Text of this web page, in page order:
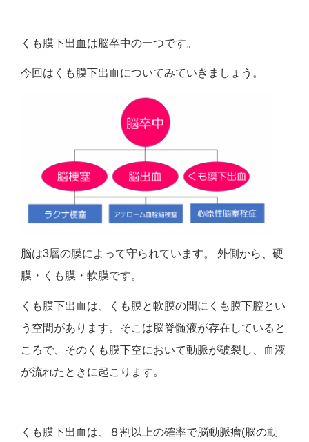
くも膜下出血は脳卒中の一つです。
今回はくも膜下出血についてみていきましょう。
脳は3層の膜によって守られています。 外側から、硬
膜・くも膜・軟膜です。
くも膜下出血は、くも膜と軟膜の間にくも膜下腔とい
う空間があります。そこは脳脊髄液が存在していると
ころで、そのくも膜下空において動脈が破裂し、血液
が流れたときに起こります。
くも膜下出血は、８割以上の確率で脳動脈瘤(脳の動